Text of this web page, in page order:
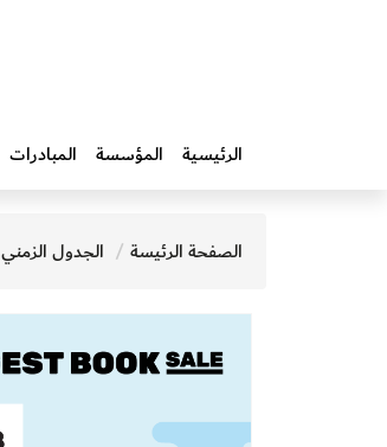
الرئيسية المؤسسة المبادرات‎
الصفحة الرئيسة الجدول الزمني